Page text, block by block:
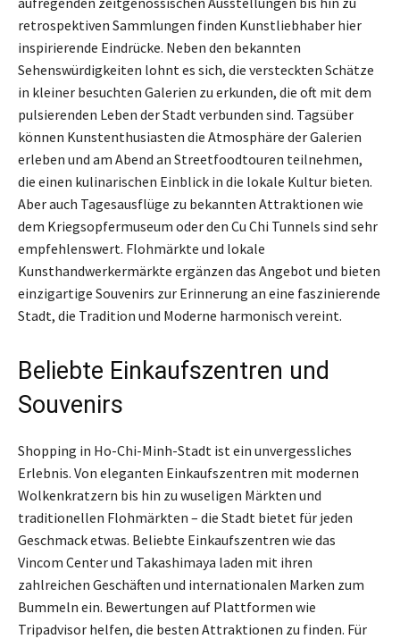
retrospektiven Sammlungen finden Kunstliebhaber hier
inspirierende Eindrücke. Neben den bekannten
Sehenswürdigkeiten lohnt es sich, die versteckten Schätze
in kleiner besuchten Galerien zu erkunden, die oft mit dem
pulsierenden Leben der Stadt verbunden sind. Tagsüber
können Kunstenthusiasten die Atmosphäre der Galerien
erleben und am Abend an Streetfoodtouren teilnehmen,
die einen kulinarischen Einblick in die lokale Kultur bieten.
Aber auch Tagesausflüge zu bekannten Attraktionen wie
dem Kriegsopfermuseum oder den Cu Chi Tunnels sind sehr
empfehlenswert. Flohmärkte und lokale
Kunsthandwerkermärkte ergänzen das Angebot und bieten
einzigartige Souvenirs zur Erinnerung an eine faszinierende
Stadt, die Tradition und Moderne harmonisch vereint.
Beliebte Einkaufszentren und
Souvenirs
Shopping in Ho-Chi-Minh-Stadt ist ein unvergessliches
Erlebnis. Von eleganten Einkaufszentren mit modernen
Wolkenkratzern bis hin zu wuseligen Märkten und
traditionellen Flohmärkten – die Stadt bietet für jeden
Geschmack etwas. Beliebte Einkaufszentren wie das
Vincom Center und Takashimaya laden mit ihren
zahlreichen Geschäften und internationalen Marken zum
Bummeln ein. Bewertungen auf Plattformen wie
Tripadvisor helfen, die besten Attraktionen zu finden. Für